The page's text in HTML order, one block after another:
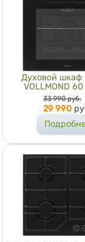
Духовой шкаф
VOLLMOND
Цена
33 990 руб.
29 990